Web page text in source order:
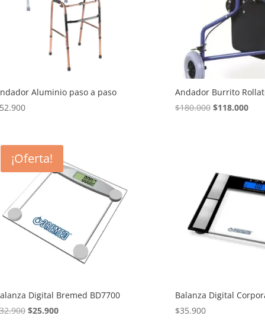
Aluminio paso a paso
52.900
Andador Burrito
$180.000 El
$118.000El
¡Oferta!
Digital Bremed BD7700
32.900 El
$25.900El
Balanza Digital
$35.900